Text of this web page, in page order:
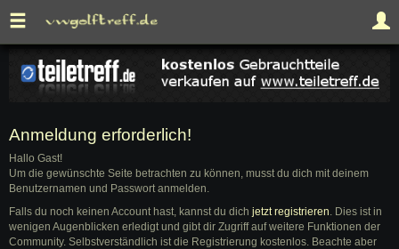
Anmeldung erforderlich!
Hallo Gast!
Um die gewünschte Seite betrachten zu können, musst du dich mit deinem
Benutzernamen und Passwort anmelden.
Falls du noch keinen Account hast, kannst du dich jetzt registrieren. Dies ist in
wenigen Augenblicken erledigt und gibt dir Zugriff auf weitere Funktionen der
Community. Selbstverständlich ist die Registrierung kostenlos. Beachte aber